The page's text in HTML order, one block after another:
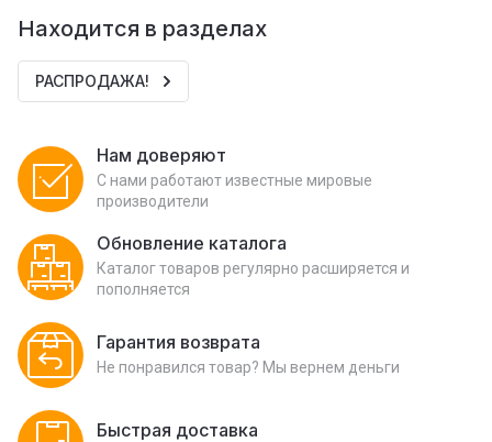
Находится в разделах
РАСПРОДАЖА!
Нам доверяют
С нами работают известные мировые
производители
Обновление каталога
Каталог товаров регулярно расширяется и
пополняется
Гарантия возврата
Не понравился товар? Мы вернем деньги
Быстрая доставка